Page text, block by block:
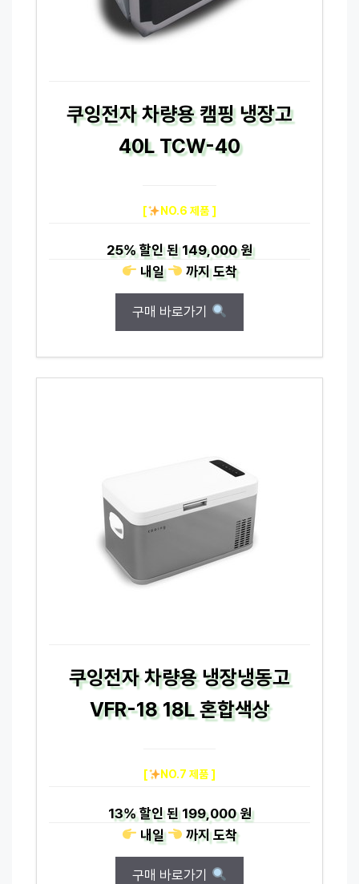
쿠잉전자 차량용 캠핑 냉장고
40L TCW-40
[ NO.6 제품 ]
25%할인 된149,000 원
내일
까지도착
구매 바로가기
쿠잉전자 차량용 냉장냉동고
VFR-18 18L 혼합색상
[ NO.7 제품 ]
13%할인 된199,000 원
내일
까지도착
구매 바로가기